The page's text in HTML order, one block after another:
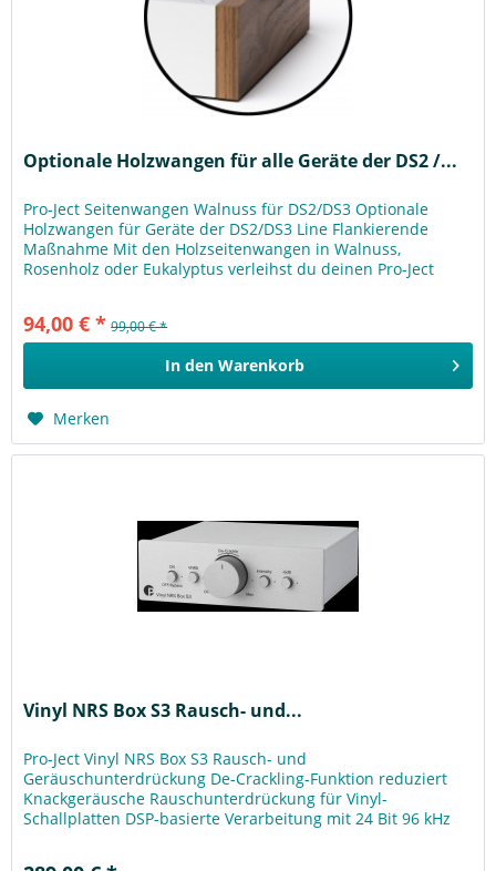
Optionale Holzwangen für alle Geräte der DS2 /...
Pro-Ject Seitenwangen Walnuss für DS2/DS3 Optionale
Holzwangen für Geräte der DS2/DS3 Line Flankierende
Maßnahme Mit den Holzseitenwangen in Walnuss,
Rosenholz oder Eukalyptus verleihst du deinen Pro-Ject
94,00 € * 99,00 € *
In den Warenkorb
Merken
Vinyl NRS Box S3 Rausch- und...
Pro-Ject Vinyl NRS Box S3 Rausch- und
Geräuschunterdrückung De-Crackling-Funktion reduziert
Knackgeräusche Rauschunterdrückung für Vinyl-
Schallplatten DSP-basierte Verarbeitung mit 24 Bit 96 kHz